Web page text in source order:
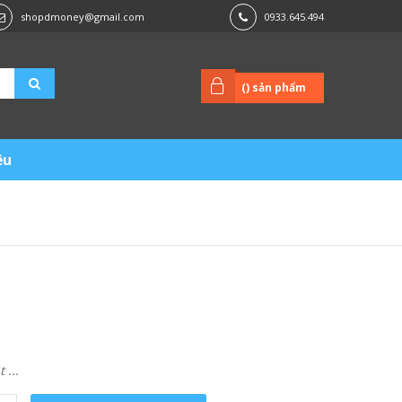
shopdmoney@gmail.com 0933.645.494
() sản phẩm
...